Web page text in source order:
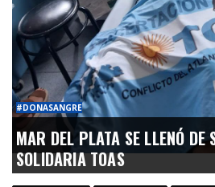
#DONASANGRE
MAR DEL PLATA SE LLENÓ DE
SOLIDARIA TOAS